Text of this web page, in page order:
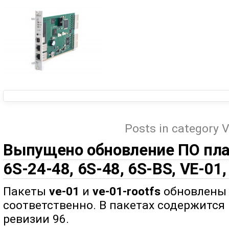
Posts in category
Выпущено обновление ПО
6S-24-48, 6S-48, 6S-BS, VE-
Пакетыve-01 иve-01-rootfs
соответственно. В пакетах
ревизии 96.